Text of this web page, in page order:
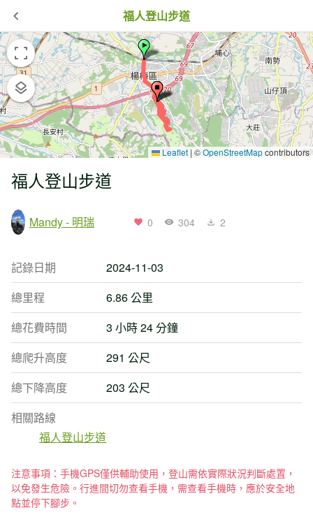
福人登山步道
Leaflet | ©OpenStreetMapcontributors
福人登山步道
Mandy - 明瑞 0 304 2
記錄日期
2024-11-03
總里程
6.86 公里
總花費時間
3 小時 24 分鐘
總爬升高度
291 公尺
總下降高度
203 公尺
相關路線
福人登山步道
注意事項：手機GPS僅供輔助使用，登山需依實際狀況判斷處置，
以免發生危險。行進間切勿查看手機，需查看手機時，應於安全地
點並停下腳步。